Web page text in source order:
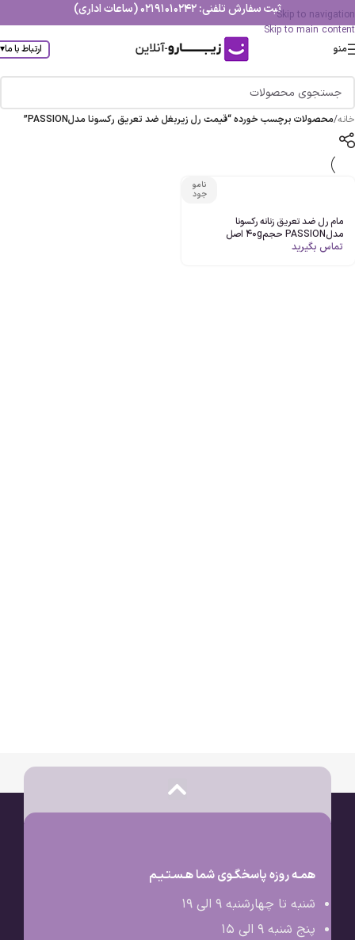
Skip to navigation
Skip to main content
ثبت سفارش تلفنی: 02191010242 (ساعات اداری)
منو ارتباط با ما▾
خانه/محصولات برچسب خورده “قیمت رل زیربغل ضد تعریق رکسونا مدلPASSION”
نامو
جود
مام رل ضد تعریق زنانه رکسونا
مدلPASSION حجم40g اصل
تماس بگیرید
همـه روزه پاسخگـوی شما هـسـتـیـم
شنبه تا چهارشنبه 9 الی ۱۹
پنج شنبه 9 الی ۱۵